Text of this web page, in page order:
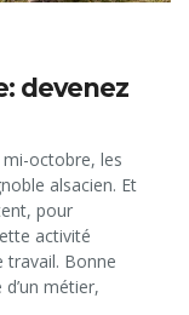
devenez
mi-octobre, les
alsacien. Et
pour
activité
travail. Bonne
métier,